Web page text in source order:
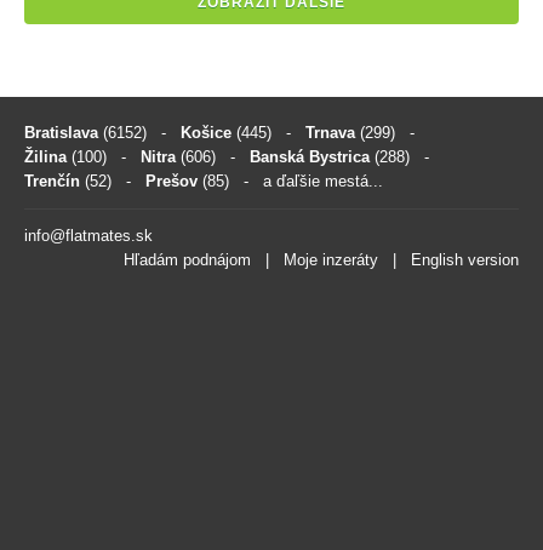
Bratislava (6152) - Košice (445) - Trnava (299) -
Žilina (100) - Nitra (606) - Banská Bystrica (288) -
Trenčín (52) - Prešov (85) - a ďaľšie mestá...
info@flatmates.sk
Hľadám podnájom
Moje inzeráty English version